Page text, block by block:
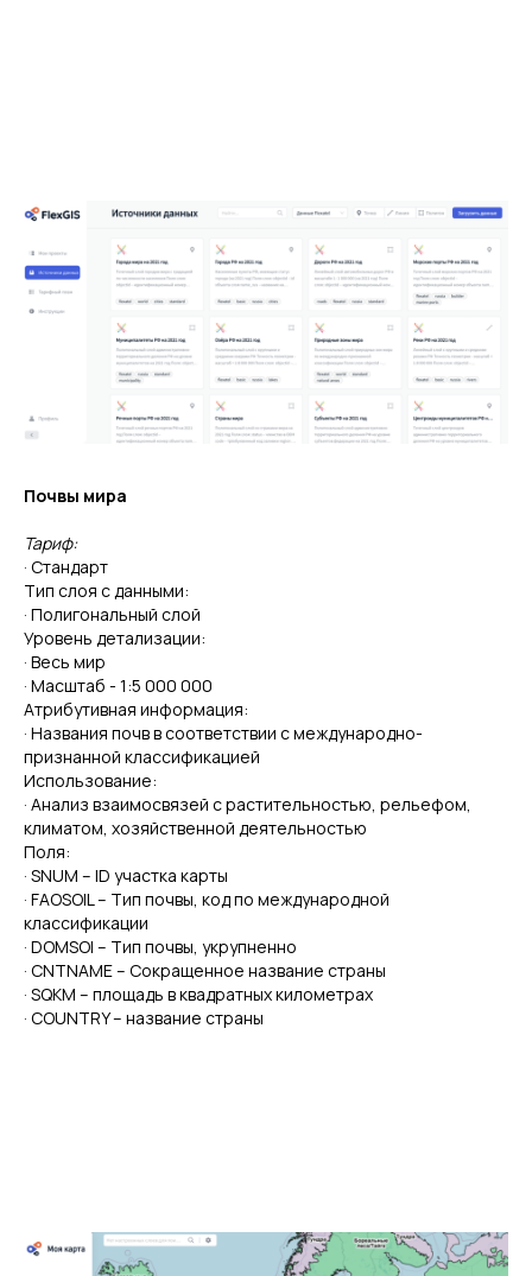
Почвы мира
Тариф:
· Стандарт
Тип слоя с данными:
· Полигональный слой
Уровень детализации:
· Весь мир
· Масштаб - 1:5 000 000
Атрибутивная информация:
· Названия почв в соответствии с международно-
признанной классификацией
Использование:
· Анализ взаимосвязей с растительностью, рельефом,
климатом, хозяйственной деятельностью
Поля:
· SNUM – ID участка карты
· FAOSOIL – Тип почвы, код по международной
классификации
· DOMSOI – Тип почвы, укрупненно
· CNTNAME – Сокращенное название страны
· SQKM – площадь в квадратных километрах
· COUNTRY – название страны